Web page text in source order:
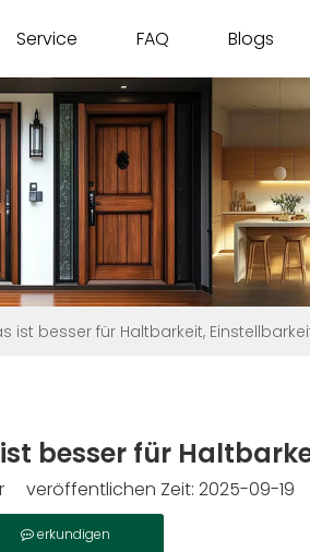
Service FAQ Blogs
ist besser für Haltbarkeit,
besser für
veröffentlichen Zeit: 2025-09-
erkundigen